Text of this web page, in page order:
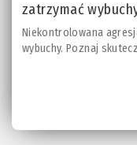
zatrzymać
Niekontrolowana
wybuchy. Poznaj